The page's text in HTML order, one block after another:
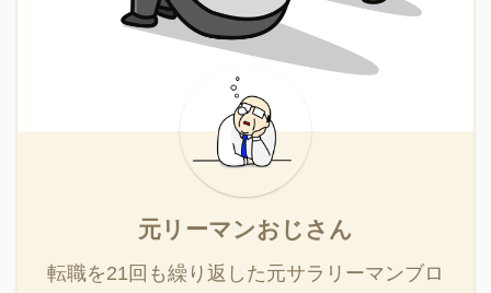
元リーマンおじさん
転職を21回も繰り返した元サラリーマンブロ